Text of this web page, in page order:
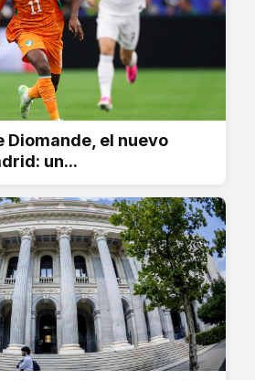
Diomande, el nuevo
un...